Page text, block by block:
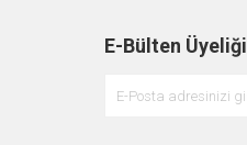
E-Bülten Üyeliği